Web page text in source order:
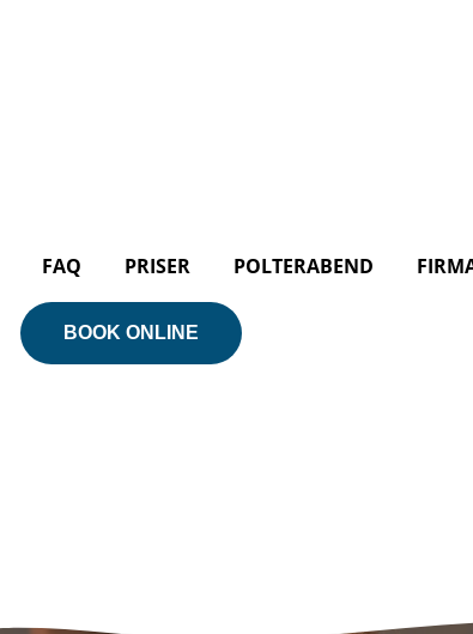
FAQ PRISER POLTERABEND
BOOK ONLINE